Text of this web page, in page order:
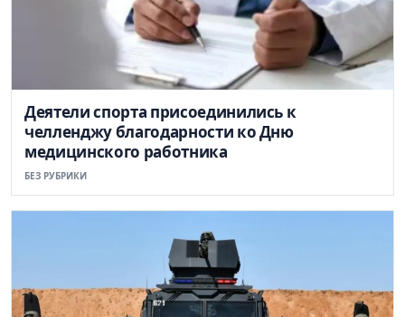
Деятели спорта присоединились к
челленджу благодарности ко Дню
медицинского работника
БЕЗ РУБРИКИ